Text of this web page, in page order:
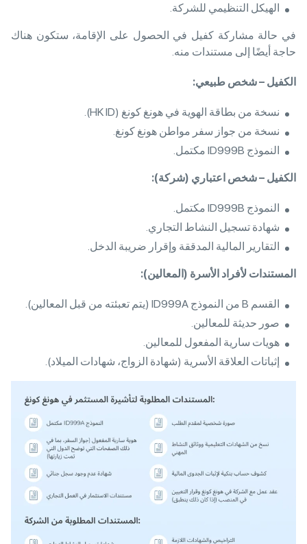
الهيكل التنظيمي للشركة.
في حالة مشاركة كفيل في الحصول على الإقامة، ستكون هناك
حاجة أيضًا إلى مستندات منه.
الكفيل – شخص طبيعي :
نسخة من بطاقة الهوية في هونغ كونغ (HK ID).
نسخة من جواز سفر مواطن هونغ كونغ.
النموذج ID999B مكتمل.
الكفيل – شخص اعتباري (شركة):
النموذج ID999B مكتمل.
شهادة تسجيل النشاط التجاري.
التقارير المالية المدققة وإقرار ضريبة الدخل.
المستندات لأفراد الأسرة (المعالين):
القسم B من النموذج ID999A (يتم تعبئته من قبل المعالين).
صور حديثة للمعالين.
هويات سارية المفعول للمعالين.
إثباتات العلاقة الأسرية (شهادة الزواج، شهادات الميلاد).